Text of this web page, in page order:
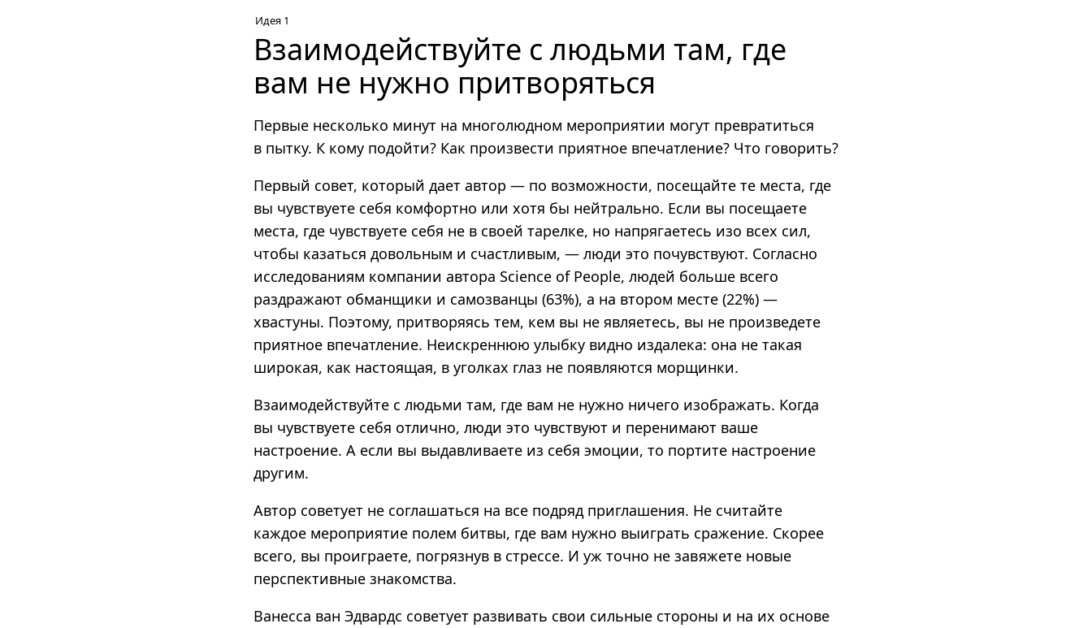
Идея 1
Взаимодействуйте с людьми там, где
вам не нужно притворяться
Первые несколько минут на многолюдном мероприятии могут превратиться
в пытку. К кому подойти? Как произвести приятное впечатление? Что говорить?
Первый совет, который дает автор — по возможности, посещайте те места, где
вы чувствуете себя комфортно или хотя бы нейтрально. Если вы посещаете
места, где чувствуете себя не в своей тарелке, но напрягаетесь изо всех сил,
чтобы казаться довольным и счастливым, — люди это почувствуют. Согласно
исследованиям компании автора Science of People, людей больше всего
раздражают обманщики и самозванцы (63%), а на втором месте (22%) —
хвастуны. Поэтому, притворяясь тем, кем вы не являетесь, вы не произведете
приятное впечатление. Неискреннюю улыбку видно издалека: она не такая
широкая, как настоящая, в уголках глаз не появляются морщинки.
Взаимодействуйте с людьми там, где вам не нужно ничего изображать. Когда
вы чувствуете себя отлично, люди это чувствуют и перенимают ваше
настроение. А если вы выдавливаете из себя эмоции, то портите настроение
другим.
Автор советует не соглашаться на все подряд приглашения. Не считайте
каждое мероприятие полем битвы, где вам нужно выиграть сражение. Скорее
всего, вы проиграете, погрязнув в стрессе. И уж точно не завяжете новые
перспективные знакомства.
Ванесса ван Эдвардс советует развивать свои сильные стороны и на их основе